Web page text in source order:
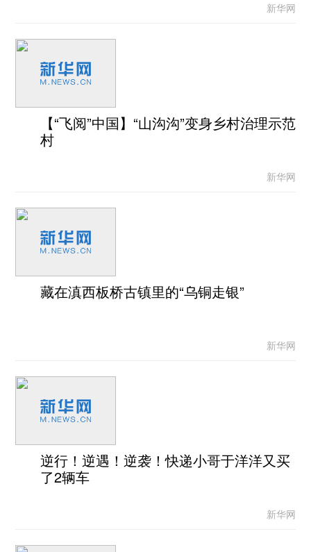
新华网
【“飞阅”中国】“山沟沟”变身乡村治理示范
村
新华网
藏在滇西板桥古镇里的“乌铜走银”
新华网
逆行！逆遇！逆袭！快递小哥于洋洋又买
了2辆车
新华网